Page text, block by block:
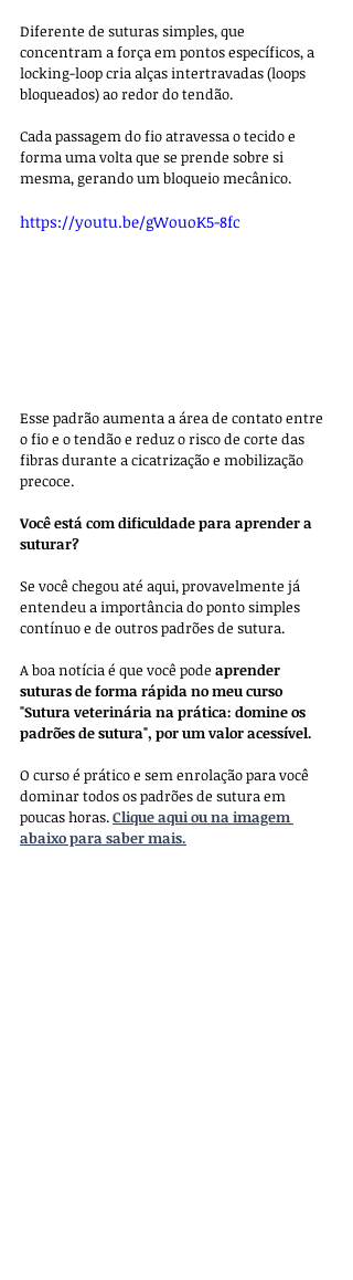
Diferente de suturas simples, que
concentram a força em pontos específicos, a
locking-loop cria alças intertravadas (loops
bloqueados) ao redor do tendão.
Cada passagem do fio atravessa o tecido e
forma uma volta que se prende sobre si
mesma, gerando um bloqueio mecânico.
https://youtu.be/gWouoK5-8fc
Esse padrão aumenta a área de contato entre
o fio e o tendão e reduz o risco de corte das
fibras durante a cicatrização e mobilização
precoce.
Você está com dificuldade para aprender a
suturar?
Se você chegou até aqui, provavelmente já
entendeu a importância do ponto simples
contínuo e de outros padrões de sutura.
A boa notícia é que você pode aprender
suturas de forma rápida no meu curso
"Sutura veterinária na prática: domine os
padrões de sutura", por um valor acessível.
O curso é prático e sem enrolação para você
dominar todos os padrões de sutura em
poucas horas.Clique aqui ou na imagem
abaixo para saber mais.